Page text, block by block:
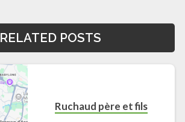
RELATED POSTS
Ruchaud père et fils